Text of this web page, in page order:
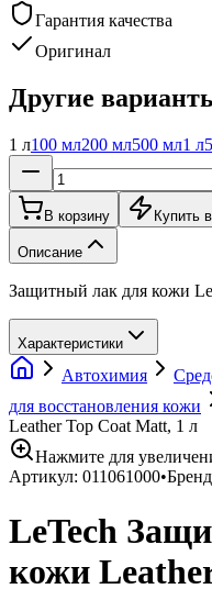
Гарантия качества
Оригинал
Другие
1 л100 мл200 мл500 мл1 л
В корзину Купить
Описание
Защитный лак для кожи
Характеристики
Автохимия
для восстановления кожи
Leather Top Coat Matt, 1 л
Нажмите для
Артикул: 011061000•
LeTech
кожи